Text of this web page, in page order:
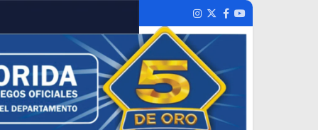
Instagram
TwitterFacebook
Youtube